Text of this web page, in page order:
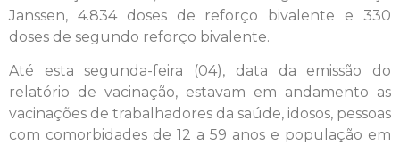
Janssen, 4.834 doses de reforço bivalente e 330
doses de segundo reforço bivalente.
Até esta segunda-feira (04), data da emissão do
relatório de vacinação, estavam em andamento as
vacinações de trabalhadores da saúde, idosos, pessoas
com comorbidades de 12 a 59 anos e população em